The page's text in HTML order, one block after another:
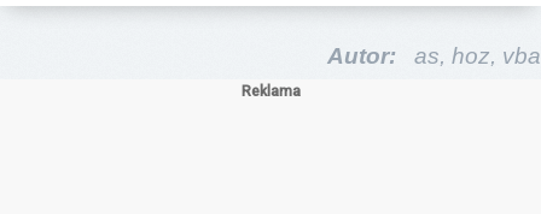
Autor: as, hoz, vba